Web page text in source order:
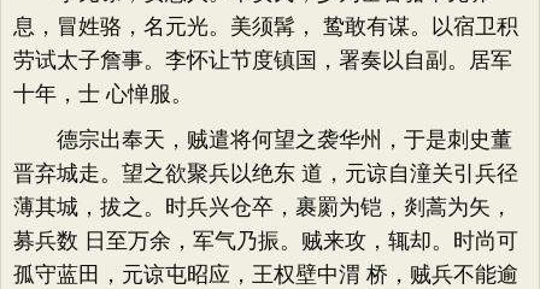
息，冒姓骆，名元光。美须髯， 鸷敢有谋。以宿卫积
劳试太子詹事。李怀让节度镇国，署奏以自副。居军
十年，士 心惮服。
德宗出奉天，贼遣将何望之袭华州，于是刺史董
晋弃城走。望之欲聚兵以绝东 道，元谅自潼关引兵径
薄其城，拔之。时兵兴仓卒，裹罽为铠，剡蒿为矢，
募兵数 日至万余，军气乃振。贼来攻，辄却。时尚可
孤守蓝田，元谅屯昭应，王权壁中渭 桥，贼兵不能逾